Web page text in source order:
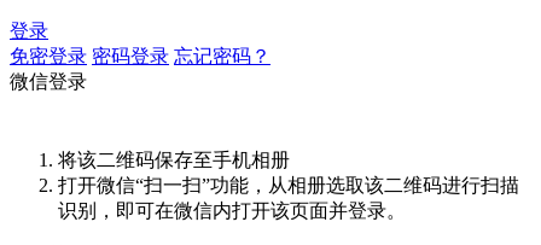
登录
免密登录 密码登录 忘记密码？
微信登录
将该二维码保存至手机相册
打开微信“扫一扫”功能，从相册选取该二维码进行扫描
识别，即可在微信内打开该页面并登录。